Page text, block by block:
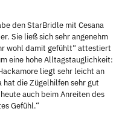
den StarBridle mit Cesana
Sie ließ sich sehr angenehm
wohl damit gefühlt“ attestiert
eine hohe Alltagstauglichkeit:
liegt sehr leicht an
hat die Zügelhilfen sehr gut
auch beim Anreiten des
Gefühl.“